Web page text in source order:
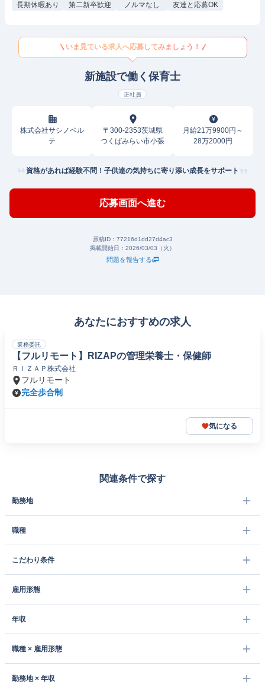
長期休暇あり
第二新卒歓迎 ノルマなし 友達と応募OK
いま見ている求人へ応募してみましょう！
新施設で働く保育士
正社員
株式会社サシノベル
テ
〒300-2353茨城県
つくばみらい市小張
月給21万9900円～
28万2000円
資格があれば経験不問！子供達の気持ちに寄り添い成長をサポート
応募画面へ進む
原稿ID： 77216d1dd27d4ac3
掲載開始日： 2026/03/03（火）
問題を報告する
あなたにおすすめの求人
業務委託
【フルリモート】RIZAPの管理栄養士・保健師
ＲＩＺＡＰ株式会社
フルリモート
完全歩合制
気になる
関連条件で探す
勤務地
職種
こだわり条件
雇用形態
年収
職種 × 雇用形態
勤務地 × 年収